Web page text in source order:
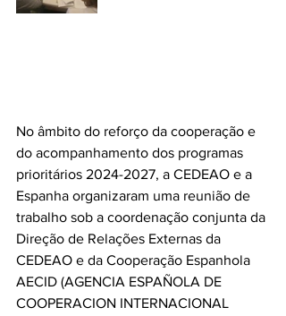
No âmbito do reforço da cooperação e
do acompanhamento dos programas
prioritários 2024-2027, a CEDEAO e a
Espanha organizaram uma reunião de
trabalho sob a coordenação conjunta da
Direção de Relações Externas da
CEDEAO e da Cooperação Espanhola
AECID (AGENCIA ESPAÑOLA DE
COOPERACION INTERNACIONAL